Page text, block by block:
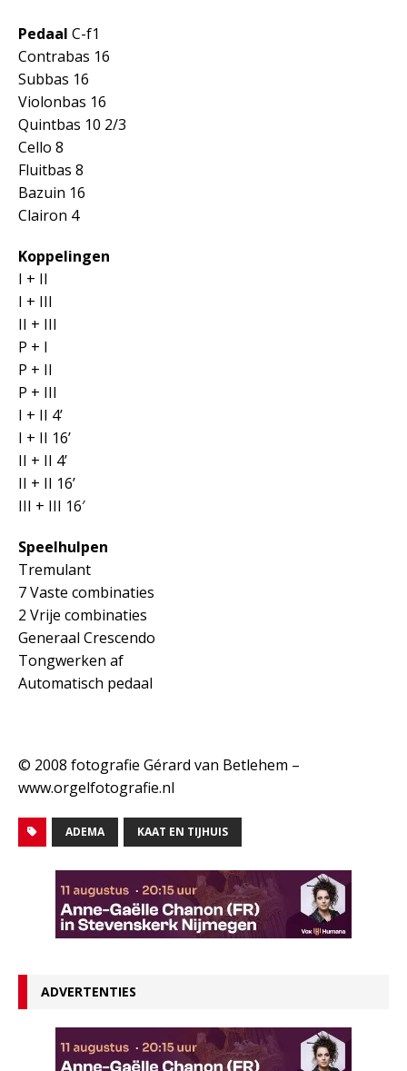
Pedaal C-f1
Contrabas 16
Subbas 16
Violonbas 16
Quintbas 10 2/3
Cello 8
Fluitbas 8
Bazuin 16
Clairon 4
Koppelingen
I + II
I + III
II + III
P + I
P + II
P + III
I + II 4’
I + II 16’
II + II 4’
II + II 16’
III + III 16′
Speelhulpen
Tremulant
7 Vaste combinaties
2 Vrije combinaties
Generaal Crescendo
Tongwerken af
Automatisch pedaal
© 2008 fotografie Gérard van Betlehem –
www.orgelfotografie.nl
ADEMA KAAT EN TIJHUIS
ADVERTENTIES